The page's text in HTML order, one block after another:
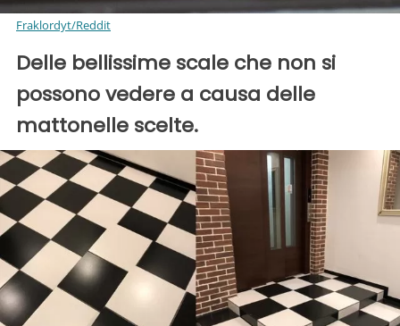
Fraklordyt/Reddit
Delle bellissime scale che non si
possono vedere a causa delle
mattonelle scelte.